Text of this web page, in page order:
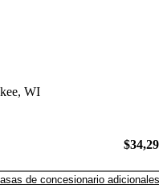
WI
de concesionario adicionales